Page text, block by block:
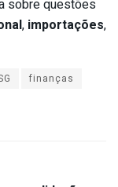
sobre questões
, importações,
finanças